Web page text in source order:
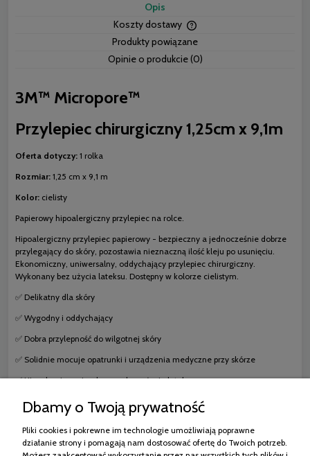
Opis
Koszty dostawy
Produkty powiązane
Opinie o produkcie (0)
3M™ Micropore™
Przylepiec chirurgiczny 1,25cm x 9,1m
Oferta dotyczy: 1 rolka
Rozmiar: 1,25 cm x 9,1 m
Kolor: cielisty
Papierowy hipoalergiczny przylepiec na rolce.
Hipoalergiczny przylepiec papierowy - bezpieczny a jednocześnie dobrze
przylegający do skóry, pozostawia nieznaczną ilość kleju po usunięciu.
Ekonomiczny, uniwersalny, oddychający przylepiec chirurgiczny.
Wykonany bez użycia lateksu. Dostępny w kolorze cielistym.
✅ Delikatny dla skóry
✅ Wygodny i oddychający
✅ Dobra przylepność do wilgotnej skóry
✅ Solidnie mocuje opatrunki i urządzenia medyczne przy skórze
✅ Hipoalergiczny i wykonany bez użycia lateksu
Zakupy
Dbamy o Twoją prywatność
Pliki cookies i pokrewne im technologie umożliwiają poprawne
działanie strony i pomagają nam dostosować ofertę do Twoich potrzeb.